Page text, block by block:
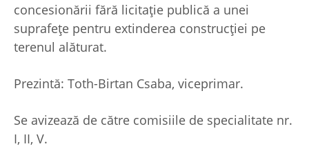
concesionării fără licitaţie publică a unei
suprafeţe pentru extinderea construcţiei pe
terenul alăturat.
Prezintă: Toth-Birtan Csaba, viceprimar.
Se avizează de către comisiile de specialitate nr.
I, II, V.